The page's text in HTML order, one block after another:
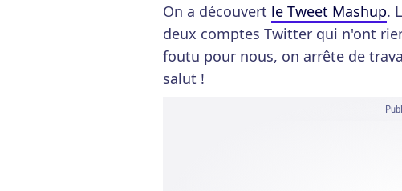
On a découvert le Tweet Mashup.
deux comptes Twitter qui n'ont
foutu pour nous, on arrête de
salut !